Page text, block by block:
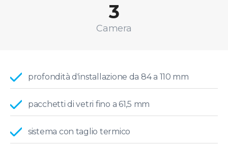
3
Camera
profondità d'installazione da 84 a 110 mm
pacchetti di vetri fino a 61,5 mm
sistema con taglio termico